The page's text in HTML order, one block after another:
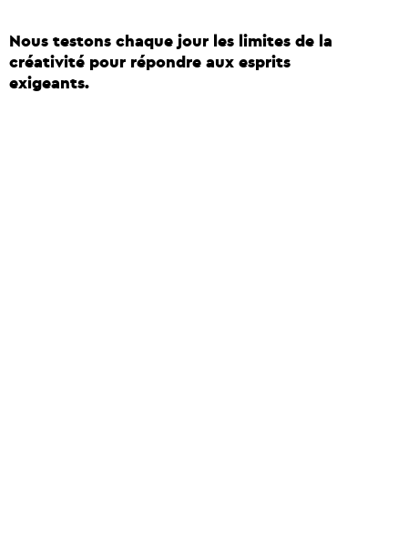
Nous testons chaque jour les limites de la
créativité pour répondre aux esprits
exigeants.